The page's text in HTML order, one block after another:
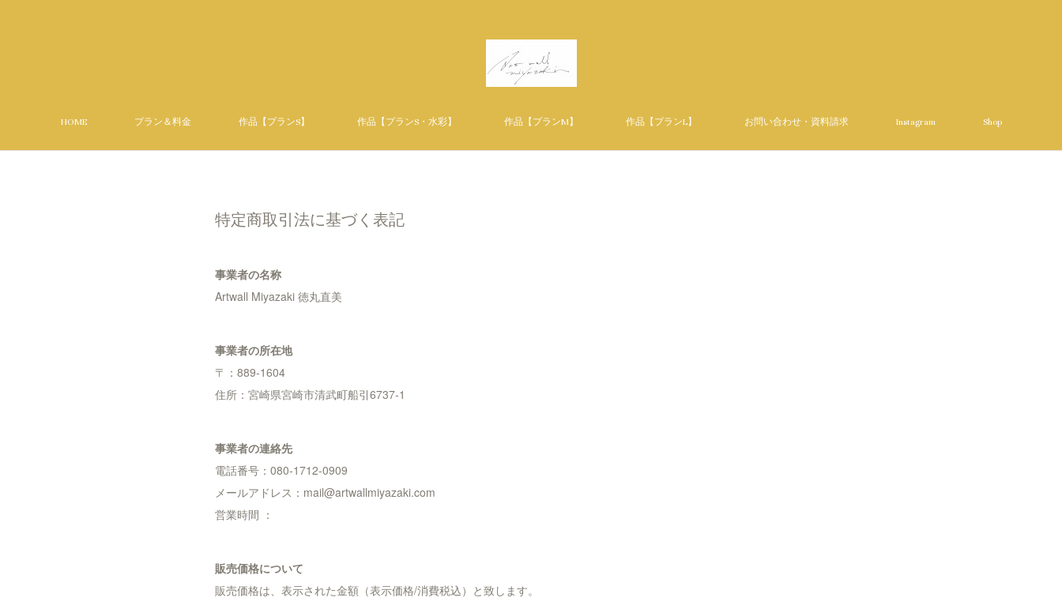
HOME プラン＆料金 作品【プランS】 作品【プランS・水彩】 作品【プランM】 作品【プランL】 お問い合わせ・資料請求 Instagram Shop
特定商取引法に基づく表記
事業者の名称
Artwall Miyazaki 徳丸直美
事業者の所在地
〒：889-1604
住所：宮崎県宮崎市清武町船引6737-1
事業者の連絡先
電話番号：080-1712-0909
メールアドレス：mail@artwallmiyazaki.com
営業時間 ：
販売価格について
販売価格は、表示された金額（表示価格/消費税込）と致します。